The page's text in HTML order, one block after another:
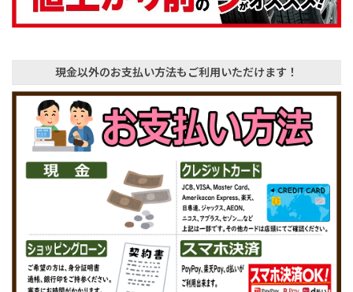
現金以外のお支払い方法もご利用いただけます！